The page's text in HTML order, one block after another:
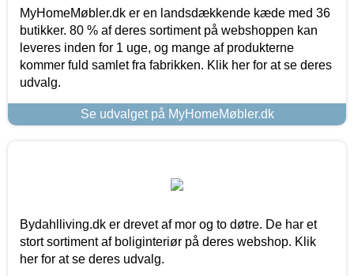
MyHomeMøbler.dk er en landsdækkende kæde med 36
butikker. 80 % af deres sortiment på webshoppen kan
leveres inden for 1 uge, og mange af produkterne
kommer fuld samlet fra fabrikken. Klik her for at se deres
udvalg.
Se udvalget på MyHomeMøbler.dk
Bydahlliving.dk er drevet af mor og to døtre. De har et
stort sortiment af boliginteriør på deres webshop. Klik
her for at se deres udvalg.